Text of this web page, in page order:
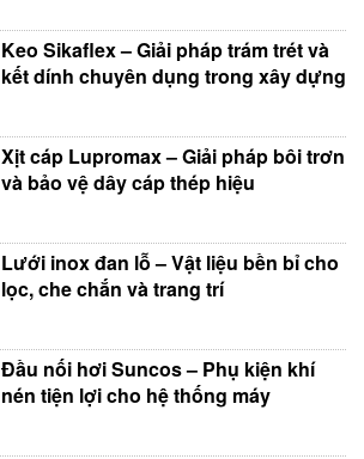
Keo Sikaflex – Giải pháp trám trét và
kết dính chuyên dụng trong xây dựng
Xịt cáp Lupromax – Giải pháp bôi trơn
và bảo vệ dây cáp thép hiệu
Lưới inox đan lỗ – Vật liệu bền bỉ cho
lọc, che chắn và trang trí
Đầu nối hơi Suncos – Phụ kiện khí
nén tiện lợi cho hệ thống máy